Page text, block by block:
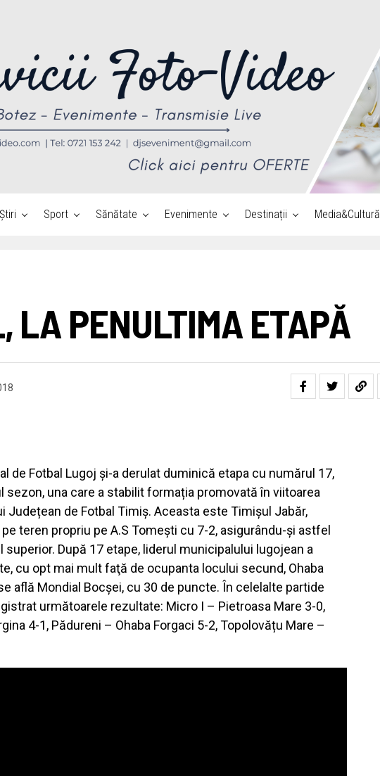
Știri Sport Sănătate Evenimente Destinații Media&Cultură
LA PENULTIMA ETAPĂ
de Fotbal Lugoj și-a derulat duminică etapa cu numărul 17,
sezon, una care a stabilit formația promovată în viitoarea
Județean de Fotbal Timiș. Aceasta este Timișul Jabăr,
teren propriu pe A.S Tomești cu 7-2, asigurându-și astfel
superior. După 17 etape, liderul municipalului lugojean a
cu opt mai mult faţă de ocupanta locului secund, Ohaba
află Mondial Bocșei, cu 30 de puncte. În celelalte partide
următoarele rezultate: Micro I – Pietroasa Mare 3-0,
4-1, Pădureni – Ohaba Forgaci 5-2, Topolovățu Mare –